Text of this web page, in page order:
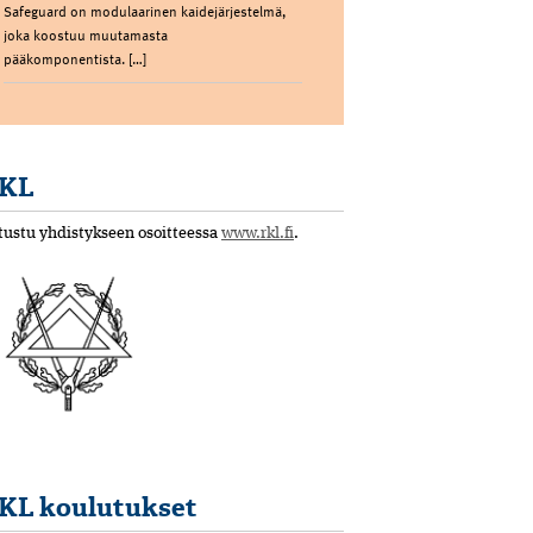
Safeguard on modulaarinen kaidejärjestelmä,
joka koostuu muutamasta
pääkomponentista. […]
yhdistykseen osoitteessa www.rkl.fi.
koulutukset